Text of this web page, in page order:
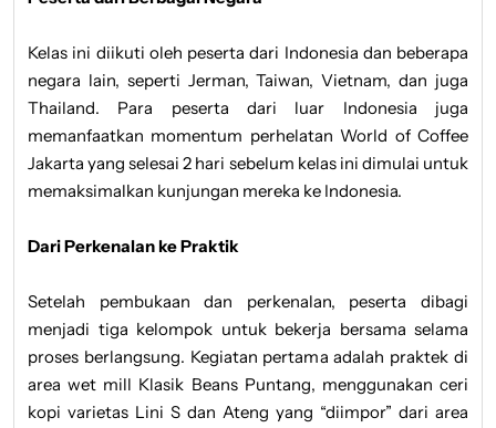
Kelas ini diikuti oleh peserta dari Indonesia dan beberapa
negara lain, seperti Jerman, Taiwan, Vietnam, dan juga
Thailand. Para peserta dari luar Indonesia juga
memanfaatkan momentum perhelatan World of Coffee
Jakarta yang selesai 2 hari sebelum kelas ini dimulai untuk
memaksimalkan kunjungan mereka ke Indonesia.
Dari Perkenalan ke Praktik
Setelah pembukaan dan perkenalan, peserta dibagi
menjadi tiga kelompok untuk bekerja bersama selama
proses berlangsung. Kegiatan pertama adalah praktek di
area wet mill Klasik Beans Puntang, menggunakan ceri
kopi varietas Lini S dan Ateng yang “diimpor” dari area